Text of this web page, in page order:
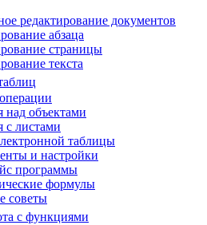
редактирование документов
абзаца
страницы
текста
над объектами
с листами
таблицы
и настройки
программы
формулы
советы
с функциями